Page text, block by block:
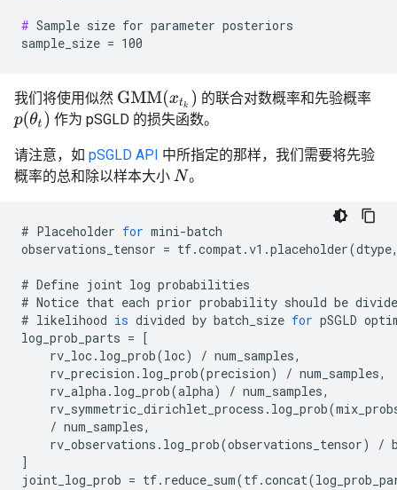
# Sample size for parameter posteriors
我们将使用似然 GMM(xtk)
的联合对数概率和先验概率
p(θt) 作为 pSGLD 的损失函数。
请注意，如 pSGLD API 中所指定的那样，我们需要将先验
概率的总和除以样本大小 N 。
# Placeholder for mini-batch
observations_tensor = tf.compat.v1 .placeholder(dtype
# Define joint log probabilities
# Notice that each prior probability should be
# likelihood is divided by batch_size for pSGLD
log_prob_parts =
[
rv_loc. log_prob(loc) / num_samples,
rv_precision . log_prob(precision) / num_samples,
rv_alpha. log_prob(alpha) / num_samples,
rv_symmetric_dirichlet_process . log_prob(
/ num_samples,
rv_observations . log_prob(observations_tensor) /
]
joint_log_prob = tf. reduce_sum(tf.concat(